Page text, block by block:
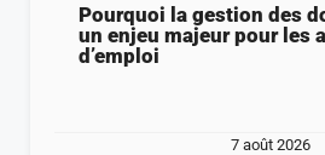
Pourquoi la gestion des
un enjeu majeur pour les
d’emploi
7 août 2026